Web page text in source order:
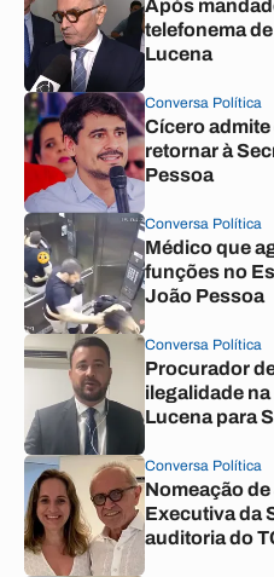
Após
telefonema
Lucena
Conversa Política
Cícero
retornar à
Pessoa
Conversa Política
Médico que
funções no
João Pessoa
Conversa Política
Procurador
ilegalidade
Lucena para
Conversa Política
Nomeação
Executiva da
auditoria do